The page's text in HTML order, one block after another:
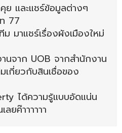
ย และแชร์ข้อมูลต่างๆ
77
าแชร์เรื่องผังเมืองใหม่
นจาก UOB จากสำนักงาน
เกี่ยวกับสินเชื่อของ
ได้ความรู้แบบอัดแน่น
ยค๊าาาาาา